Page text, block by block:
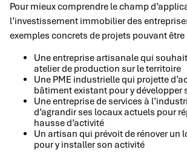
Pour mieux comprendre le champ
l’investissement immobilier des
exemples concrets de projets pouvant
Une entreprise artisanale qui
atelier de production sur le territoire
Une PME industrielle qui projette
bâtiment existant pour y développer
Une entreprise de services à
d’agrandir ses locaux actuels pour
hausse d’activité
Un artisan qui prévoit de rénover un
pour y installer son activité